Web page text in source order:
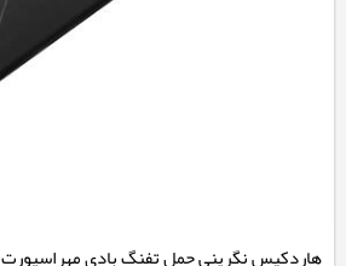
هاردکیس نگرینی حمل تفنگ بادی مهراسپورت